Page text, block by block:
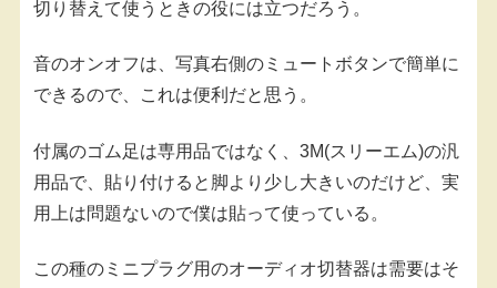
切り替えて使うときの役には立つだろう。
音のオンオフは、写真右側のミュートボタンで簡単に
できるので、これは便利だと思う。
付属のゴム足は専用品ではなく、3M(スリーエム)の汎
用品で、貼り付けると脚より少し大きいのだけど、実
用上は問題ないので僕は貼って使っている。
この種のミニプラグ用のオーディオ切替器は需要はそ